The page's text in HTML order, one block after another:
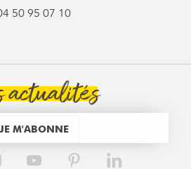
50 95 07 10
actualités
JE M'ABONNE